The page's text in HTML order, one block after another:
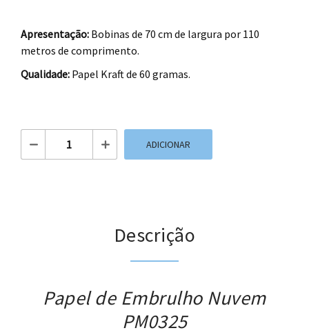
Apresentação: Bobinas de 70 cm de largura por 110
metros de comprimento.
Qualidade: Papel Kraft de 60 gramas.
Quantidade de Papel de Embrulho Nuvem PM0325
ADICIONAR
Descrição
Papel de Embrulho Nuvem
PM0325